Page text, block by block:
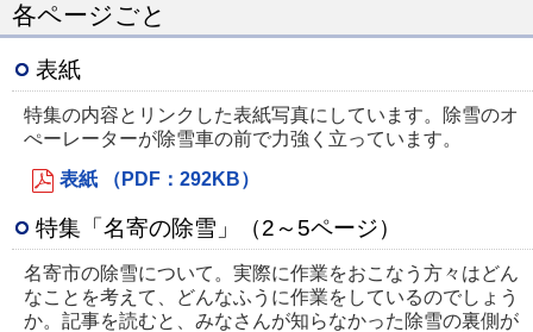
各ページごと
表紙
特集の内容とリンクした表紙写真にしています。除雪のオ
ぺーレーターが除雪車の前で力強く立っています。
表紙 （PDF：292KB）
特集「名寄の除雪」（2～5ページ）
名寄市の除雪について。実際に作業をおこなう方々はどん
なことを考えて、どんなふうに作業をしているのでしょう
か。記事を読むと、みなさんが知らなかった除雪の裏側が